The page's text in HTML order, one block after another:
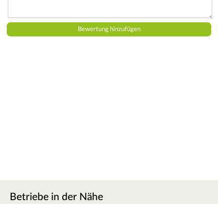
Betriebe in der Nähe